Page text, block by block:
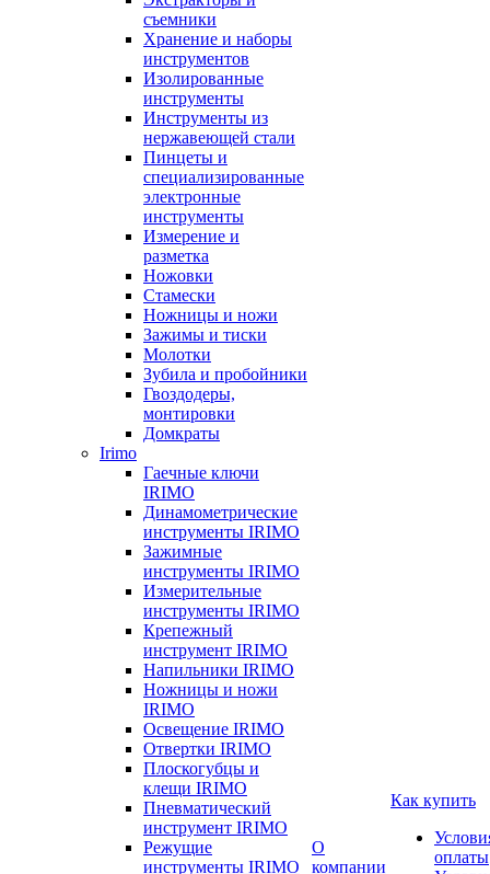
съемники
Хранение и наборы
инструментов
Изолированные
инструменты
Инструменты из
нержавеющей стали
Пинцеты и
специализированные
электронные
инструменты
Измерение и
разметка
Ножовки
Стамески
Ножницы и ножи
Зажимы и тиски
Молотки
Зубила и пробойники
Гвоздодеры,
монтировки
Домкраты
Irimo
Гаечные ключи
IRIMO
Динамометрические
инструменты IRIMO
Зажимные
инструменты IRIMO
Измерительные
инструменты IRIMO
Крепежный
инструмент IRIMO
Напильники IRIMO
Ножницы и ножи
IRIMO
Освещение IRIMO
Отвертки IRIMO
Плоскогубцы и
клещи IRIMO
Пневматический
инструмент IRIMO
Режущие
инструменты IRIMO
О
компании
Как купить
оплаты